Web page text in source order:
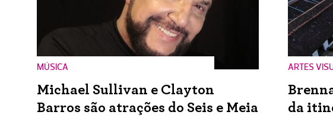
MÚSICA
Michael Sullivan e Clayton
Barros são atrações do Seis e Meia
ARTES
da